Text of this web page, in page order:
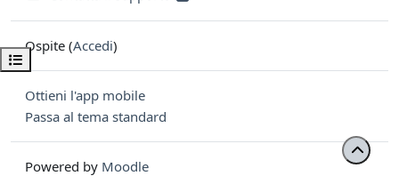
Apri indice del corso
Ospite (Accedi)
Ottieni l'app mobile
Passa al tema standard
Powered by Moodle